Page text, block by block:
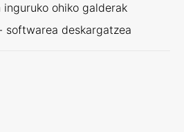
ohiko galderak
deskargatzea